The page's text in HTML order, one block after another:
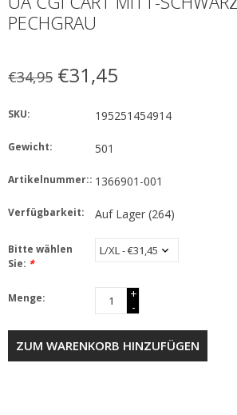
PECHGRAU
€34,95 €31,45
SKU: 195251454914
Gewicht: 501
Artikelnummer:: 1366901-001
Verfügbarkeit: Auf Lager(264)
Bitte wählen
Sie: *
Menge:
+
-
ZUM WARENKORB HINZUFÜGEN